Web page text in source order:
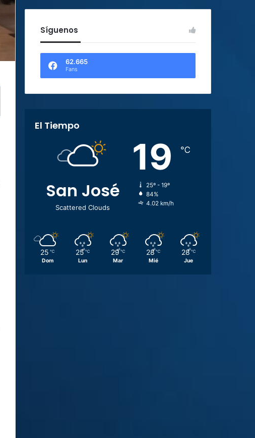
Síguenos
62.665
Fans
El Tiempo
San José
Scattered Clouds
19 ℃
25º - 19º
84%
4.02 km/h
25 ℃
Dom
25 ℃
Lun
29 ℃
Mar
28 ℃
Mié
28 ℃
Jue